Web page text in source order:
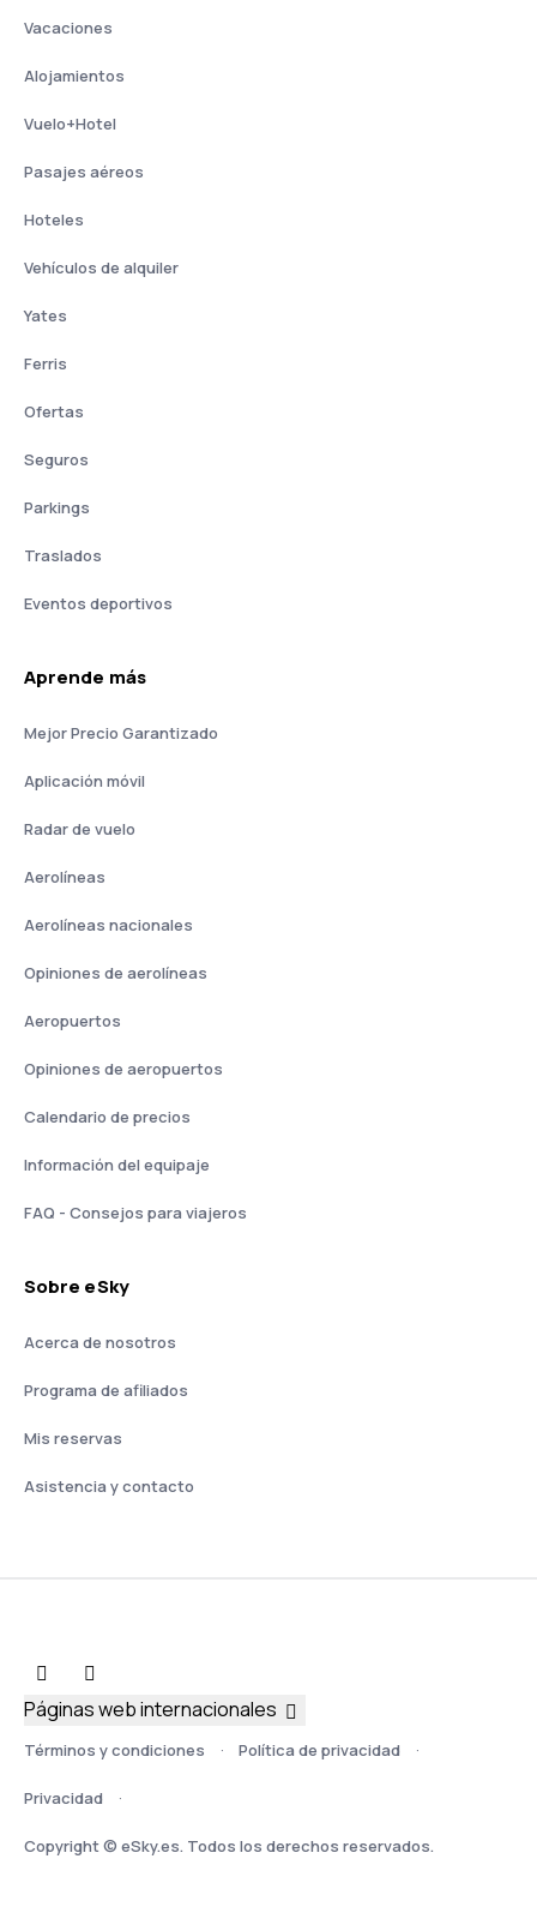
Vacaciones
Alojamientos
Vuelo+Hotel
Pasajes aéreos
Hoteles
Vehículos de alquiler
Yates
Ferris
Ofertas
Seguros
Parkings
Traslados
Eventos deportivos
Aprende más
Mejor Precio Garantizado
Aplicación móvil
Radar de vuelo
Aerolíneas
Aerolíneas nacionales
Opiniones de aerolíneas
Aeropuertos
Opiniones de aeropuertos
Calendario de precios
Información del equipaje
FAQ - Consejos para viajeros
Sobre eSky
Acerca de nosotros
Programa de afiliados
Mis reservas
Asistencia y contacto
Términos y condiciones Política de privacidad
Privacidad
Copyright © eSky.es. Todos los derechos reservados.
Páginas web internacionales